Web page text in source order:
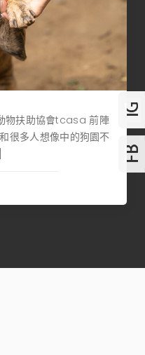
物扶助協會tcasa 前陣
很多人想像中的狗園不